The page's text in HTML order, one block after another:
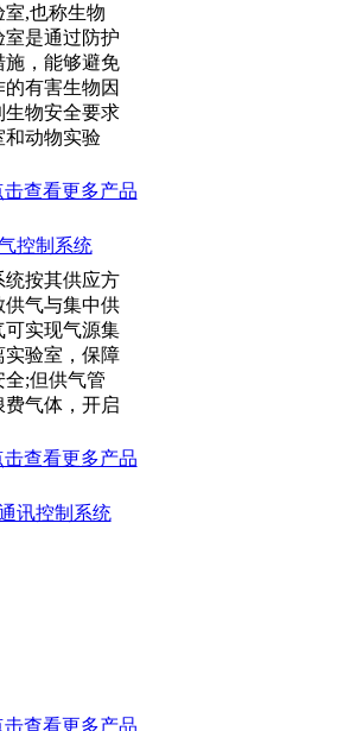
,也称生物
是通过防护
施，能够避免
有害生物因
生物安全要求
和动物实验
控制系统
统按其供应方
供气与集中供
可实现气源集
实验室，保障
全;但供气管
气体，开启
讯控制系统